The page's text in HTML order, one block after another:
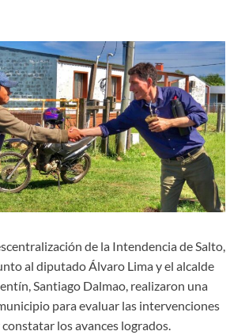
de la Intendencia de Salto,
al diputado Álvaro Lima y el alcalde
Santiago Dalmao, realizaron una
para evaluar las intervenciones
los avances logrados.